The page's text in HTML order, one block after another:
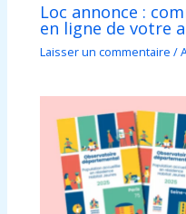
Loc annonce :
en ligne de votre
Laisser un commentaire /